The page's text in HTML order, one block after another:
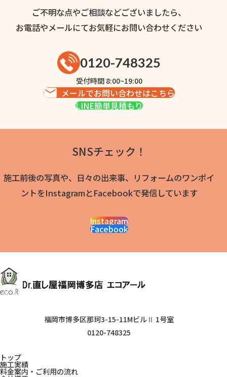
ご不明な点やご相談などございましたら、
お電話やメールにてお気軽にお問い合わせください
0120-748325
受付時間 8:00~19:00
メールでお問い合わせはこちら
LINE簡単見積もり
SNSチェック！
施工前後の写真や、日々の出来事、リフォームのワンポイ
ントをInstagramとFacebookで発信しています
Instagram
Facebook
福岡市博多区那珂3-15-11MビルⅡ 1号室
0120-748325
トップ
施工実績
料金案内・ご利用の流れ